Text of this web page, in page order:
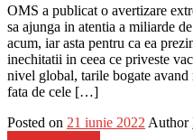
OMS a publicat o avertizare
sa ajunga in atentia a miliarde
acum, iar asta pentru ca ea
inechitatii in ceea ce priveste
nivel global, tarile bogate
fata de cele […]
Posted on 21 iunie 2022Author